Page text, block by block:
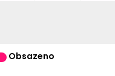
Obsazeno